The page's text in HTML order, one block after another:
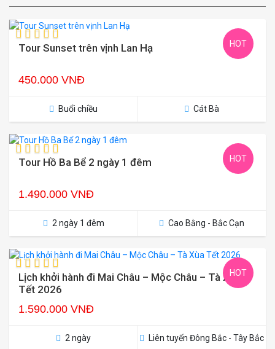
HOT
Tour Sunset trên vịnh Lan Hạ
450.000 VNĐ
Buổi chiều Cát Bà
HOT
Tour Hồ Ba Bể 2 ngày 1 đêm
1.490.000 VNĐ
2 ngày 1 đêm Cao Bằng - Bắc Cạn
HOT
Lịch khởi hành đi Mai Châu – Mộc Châu – Tà Xùa
Tết 2026
1.590.000 VNĐ
2 ngày Liên tuyến Đông Bắc - Tây Bắc